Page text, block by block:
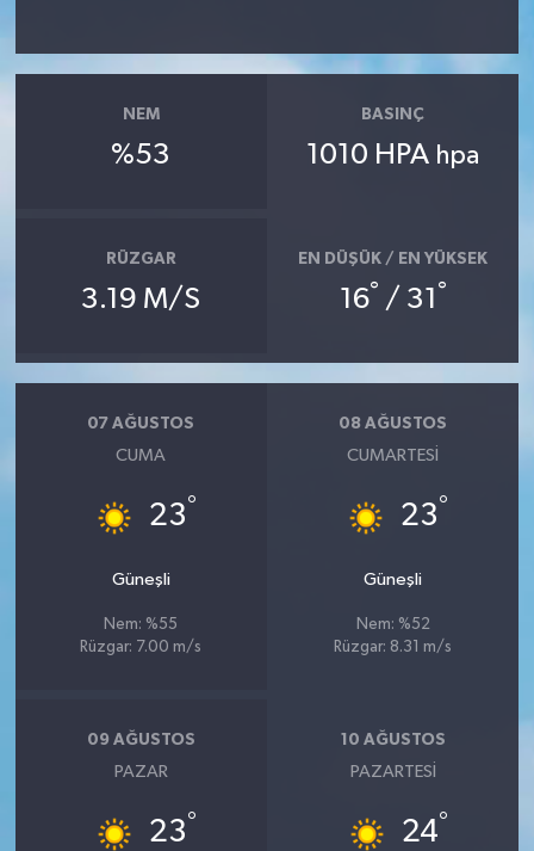
NEM
%53
BASINÇ
1010 HPA hpa
RÜZGAR
3.19 M/S
EN DÜŞÜK / EN YÜKSEK
16° / 31 °
07 AĞUSTOS
CUMA
23°
Güneşli
Nem: %55
Rüzgar: 7.00 m/s
08 AĞUSTOS
CUMARTESI
23°
Güneşli
Nem: %52
Rüzgar: 8.31 m/s
09 AĞUSTOS
PAZAR
23°
10 AĞUSTOS
PAZARTESI
24°